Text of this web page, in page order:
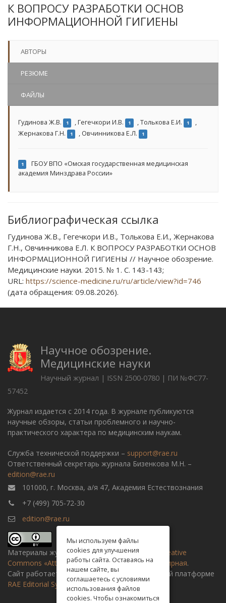
К ВОПРОСУ РАЗРАБОТКИ ОСНОВ
ИНФОРМАЦИОННОЙ ГИГИЕНЫ
АВТОРЫ
РЕЗЮМЕ
ФАЙЛЫ
Гудинова Ж.В. 1 ,Гегечкори И.В. 1 ,Толькова Е.И. 1
,
Жернакова Г.Н.
1 , Овчинникова Е.Л. 1
1
ГБОУ ВПО «Омская государственная медицинская
академия Минздрава России»
Библиографическая ссылка
Гудинова Ж.В., Гегечкори И.В., Толькова Е.И., Жернакова
Г.Н., Овчинникова Е.Л. К ВОПРОСУ РАЗРАБОТКИ ОСНОВ
ИНФОРМАЦИОННОЙ ГИГИЕНЫ // Научное обозрение.
Медицинские науки. 2015. № 1. С. 143-143;
URL: https://science-medicine.ru/ru/article/view?id=746
(дата обращения: 09.08.2026).
Научное обозрение.
Медицинские науки
Научный журнал | ISSN 2500-0780 | ПИ №ФС77-
57452
Журнал издается с 2014 года. В журнале публикуются
научные обзоры, статьи проблемного и научно-
практического характера по медицинским наукам.
Служба технической поддержки – support@rae.ru
Ответственный секретарь журнала Бизенкова М.Н. –
edition@rae.ru
101000, г. Москва, а/я 47, Академия Естествознания
+7 (499) 705-72-30
edition@rae.ru
Материалы журнала доступны полицензии Creative
Commons «Attribution» («Атрибуция») 4.0 Всемирная.
Сайт работает на универсальной издательской платформе
RAE Editorial System
Мы используем файлы
cookies для улучшения
работы сайта. Оставаясь на
нашем сайте, вы
соглашаетесь с условиями
использования файлов
cookies. Чтобы ознакомиться